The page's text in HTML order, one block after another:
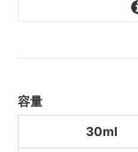
容量
30ml